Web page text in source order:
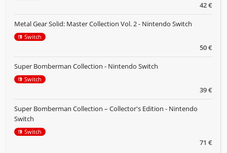
42 €
50 €
Metal Gear Solid: Master Collection Vol. 2 - Nintendo Switch
Switch
39 €
Super Bomberman Collection - Nintendo Switch
Switch
71 €
Super Bomberman Collection – Collector's Edition - Nintendo
Switch
Switch